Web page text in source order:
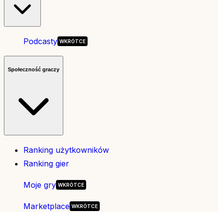
Podcasty
Społeczność graczy
Ranking użytkowników
Ranking gier
Moje gry
Marketplace